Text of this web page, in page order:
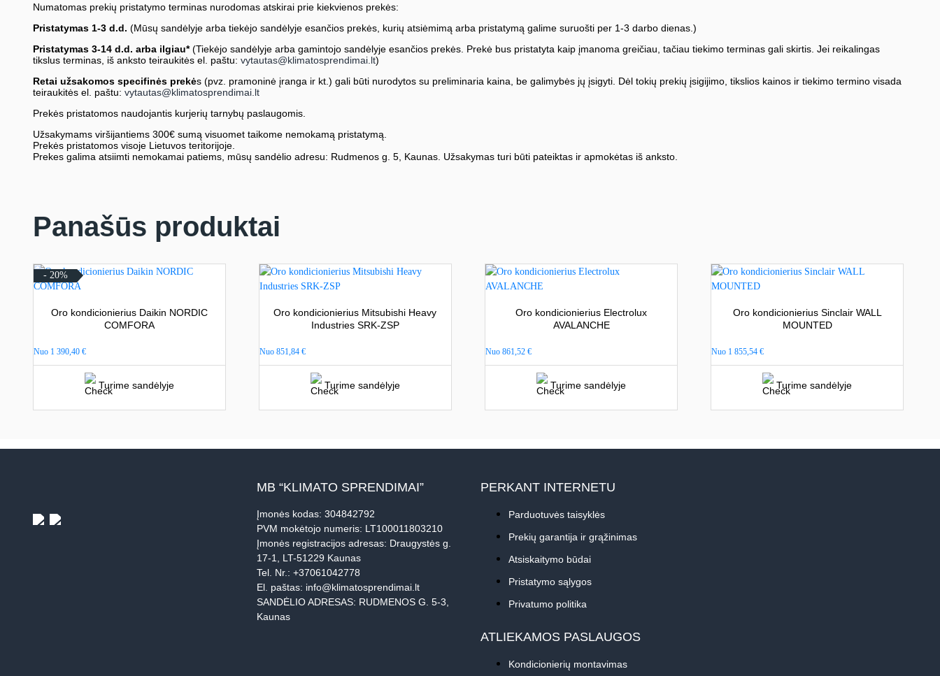
Numatomas prekių pristatymo terminas nurodomas atskirai prie kiekvienos prekės:
Pristatymas 1-3 d.d. (Mūsų sandėlyje arba tiekėjo sandėlyje esančios prekės, kurių atsiėmimą arba pristatymą galime suruošti per 1-3 darbo dienas.)
Pristatymas 3-14 d.d. arba ilgiau*(Tiekėjo sandėlyje arba gamintojo sandėlyje esančios prekės. Prekė bus pristatyta kaip įmanoma greičiau, tačiau tiekimo terminas gali skirtis. Jei reikalingas
tikslus terminas, iš anksto teiraukitės el. paštu: vytautas@klimatosprendimai.lt)
Retai užsakomos specifinės prekės (pvz. pramoninė įranga ir kt.) gali būti nurodytos su preliminaria kaina, be galimybės jų įsigyti. Dėl tokių prekių įsigijimo, tikslios kainos ir tiekimo termino visada
teiraukitės el. paštu: vytautas@klimatosprendimai.lt
Prekės pristatomos naudojantis kurjerių tarnybų paslaugomis.
Užsakymams viršijantiems 300€ sumą visuomet taikome nemokamą pristatymą.
Prekės pristatomos visoje Lietuvos teritorijoje.
Prekes galima atsiimti nemokamai patiems, mūsų sandėlio adresu: Rudmenos g. 5, Kaunas. Užsakymas turi būti pateiktas ir apmokėtas iš anksto.
Panašūs produktai
- 20%
Oro kondicionierius Daikin NORDIC
COMFORA
Nuo 1 390,40 €
Turime sandėlyje
Oro kondicionierius Mitsubishi Heavy
Industries SRK-ZSP
Nuo851,84€
Turime sandėlyje
Oro kondicionierius Electrolux
AVALANCHE
Nuo861,52€
Turime sandėlyje
Oro kondicionierius Sinclair WALL
MOUNTED
Nuo 1 855,54€
Turime sandėlyje
MB “KLIMATO SPRENDIMAI”
Įmonės kodas: 304842792
PVM mokėtojo numeris: LT100011803210
Įmonės registracijos adresas: Draugystės g.
17-1, LT-51229 Kaunas
Tel. Nr.: +37061042778
El. paštas: info@klimatosprendimai.lt
SANDĖLIO ADRESAS: RUDMENOS G. 5-3,
Kaunas
PERKANT INTERNETU
Parduotuvės taisyklės
Prekių garantija ir grąžinimas
Atsiskaitymo būdai
Pristatymo sąlygos
Privatumo politika
ATLIEKAMOS PASLAUGOS
Kondicionierių montavimas